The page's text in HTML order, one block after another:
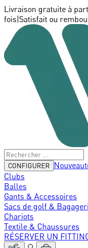
Livraison gratuite à
fois Satisfait ou
CONFIGURER
Clubs
Balles
Gants & Accessoires
Sacs de golf &
Chariots
Textile & Chaussures
RÉSERVER UN